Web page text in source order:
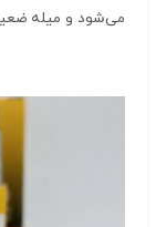
می‌شود و میله